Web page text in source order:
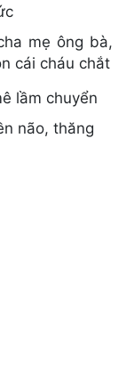
mẹ ông bà,
cái cháu chắt